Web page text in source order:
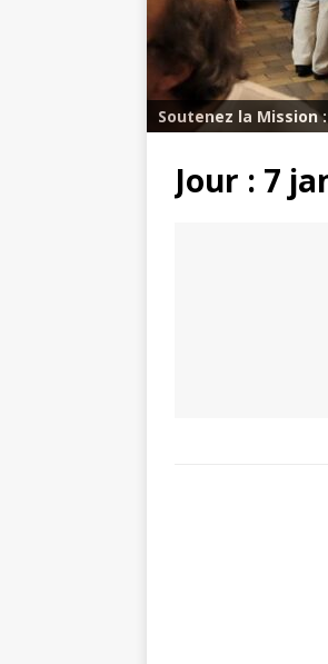
Soutenez la Mission
Jour : 7